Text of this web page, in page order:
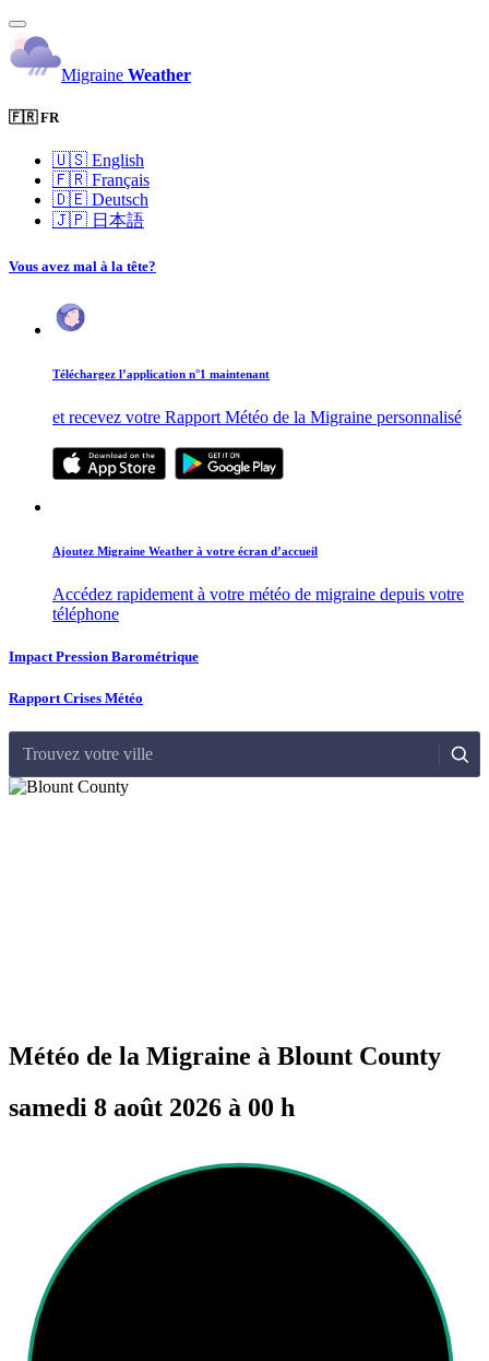
Migraine Weather
🇫🇷 FR
🇺🇸 English
🇫🇷 Français
🇩🇪 Deutsch
🇯🇵 日本語
Vous avez mal à la tête?
Téléchargez l’application n°1 maintenant
et recevez votre Rapport Météo de la Migraine personnalisé
Ajoutez Migraine Weather à votre écran d’accueil
Accédez rapidement à votre météo de migraine depuis votre
téléphone
Impact Pression Barométrique
Rapport Crises Météo
Trouvez votre ville
Météo de la Migraine à Blount County
samedi 8 août 2026 à 00 h